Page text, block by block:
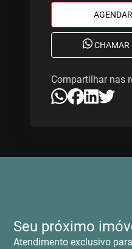
CHAMAR
Compartilhar nas
Seu próximo
Atendimento exclusivo